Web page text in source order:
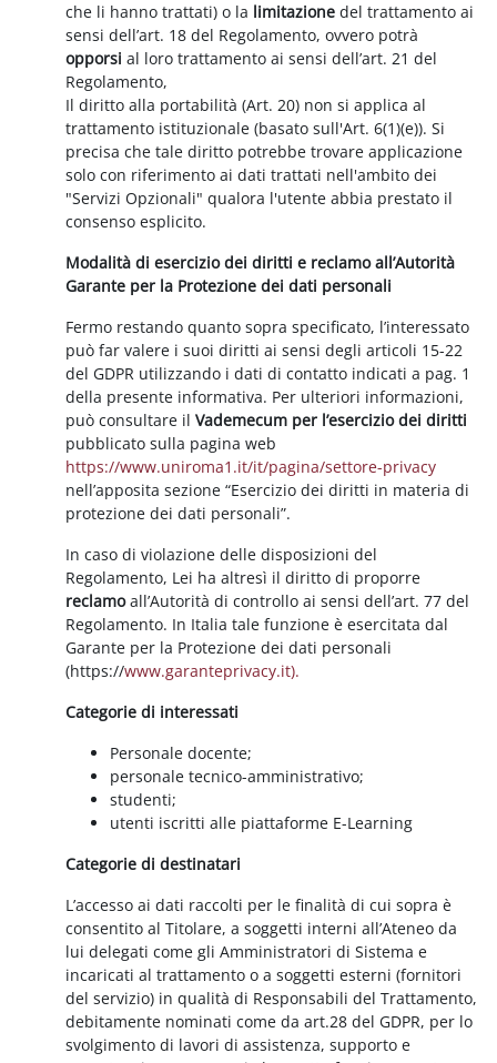
che li hanno trattati) o la limitazione del trattamento ai
sensi dell’art. 18 del Regolamento, ovvero potrà
opporsi al loro trattamento ai sensi dell’art. 21 del
Regolamento,
Il diritto alla portabilità (Art. 20) non si applica al
trattamento istituzionale (basato sull'Art. 6(1)(e)). Si
precisa che tale diritto potrebbe trovare applicazione
solo con riferimento ai dati trattati nell'ambito dei
"Servizi Opzionali" qualora l'utente abbia prestato il
consenso esplicito.
Modalità di esercizio dei diritti e reclamo all’Autorità
Garante per la Protezione dei dati personali
Fermo restando quanto sopra specificato, l’interessato
può far valere i suoi diritti ai sensi degli articoli 15-22
del GDPR utilizzando i dati di contatto indicati a pag. 1
della presente informativa. Per ulteriori informazioni,
può consultare ilVademecum per l’esercizio dei diritti
pubblicato sulla pagina web
https://www.uniroma1.it/it/pagina/settore-privacy
nell’apposita sezione “Esercizio dei diritti in materia di
protezione dei dati personali”.
In caso di violazione delle disposizioni del
Regolamento, Lei ha altresì il diritto di proporre
reclamoall’Autorità di controllo ai sensi dell’art. 77 del
Regolamento. In Italia tale funzione è esercitata dal
Garante per la Protezione dei dati personali
(https://www.garanteprivacy.it).
Categorie di interessati
Personale docente;
personale tecnico-amministrativo;
studenti;
utenti iscritti alle piattaforme E-Learning
Categorie di destinatari
L’accesso ai dati raccolti per le finalità di cui sopra è
consentito al Titolare, a soggetti interni all’Ateneo da
lui delegati come gli Amministratori di Sistema e
incaricati al trattamento o a soggetti esterni (fornitori
del servizio) in qualità di Responsabili del Trattamento,
debitamente nominati come da art.28 del GDPR, per lo
svolgimento di lavori di assistenza, supporto e